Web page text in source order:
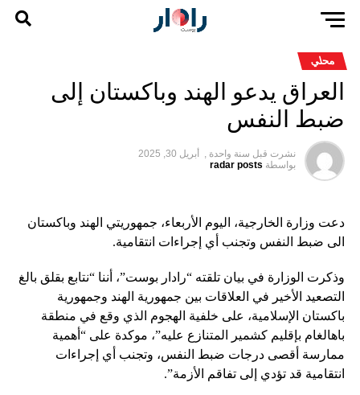
محلي
العراق يدعو الهند وباكستان إلى
ضبط النفس
نشرت قبل سنة واحدة ,
أبريل 30, 2025
بواسطة radar posts
دعت وزارة الخارجية، اليوم الأربعاء، جمهوريتي الهند وباكستان
الى ضبط النفس وتجنب أي إجراءات انتقامية.
وذكرت الوزارة في بيان تلقته “رادار بوست”، أننا “نتابع بقلق بالغ
التصعيد الأخير في العلاقات بين جمهورية الهند وجمهورية
باكستان الإسلامية، على خلفية الهجوم الذي وقع في منطقة
باهالغام بإقليم كشمير المتنازع عليه”، موكدة على “أهمية
ممارسة أقصى درجات ضبط النفس، وتجنب أي إجراءات
انتقامية قد تؤدي إلى تفاقم الأزمة”.